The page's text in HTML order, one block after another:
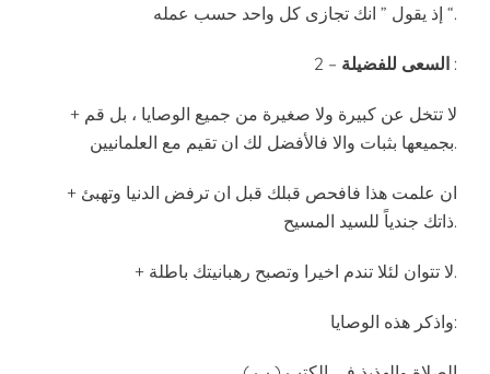
إذ يقول ” انك تجازى كل واحد حسب عمله “.
2 – :
+ لا تتخل عن كبيرة ولا صغيرة من جميع الوصايا ، بل قم
بجميعها بثبات والا فالأفضل لك ان تقيم مع العلمانيين.
+ ان علمت هذا فافحص قبلك قبل ان ترفض الدنيا وتهبئ
ذاتك جندياً للسيد المسيح.
+ لا تتوان لئلا تندم اخيرا وتصبح رهبانيتك باطلة.
واذكر هذه الوصايا: